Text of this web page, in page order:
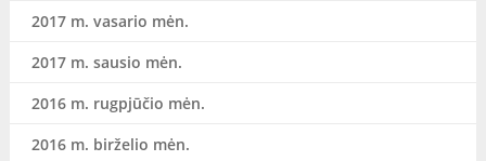
2017 m. vasario mėn.
2017 m. sausio mėn.
2016 m. rugpjūčio mėn.
2016 m. birželio mėn.